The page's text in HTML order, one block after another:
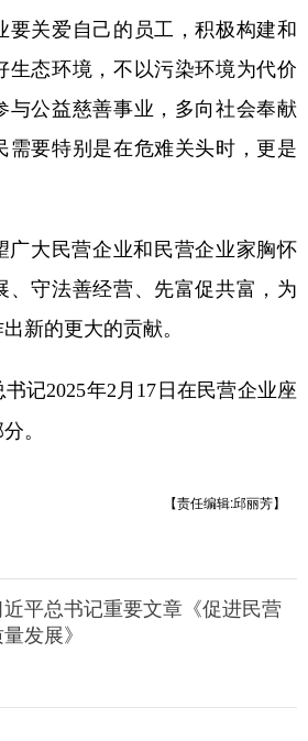
要关爱自己的员工，积极构建和
生态环境，不以污染环境为代价
与公益慈善事业，多向社会奉献
需要特别是在危难关头时，更是
大民营企业和民营企业家胸怀
、守法善经营、先富促共富，为
新的更大的贡献。
记2025年2月17日在民营企业座
。
【责任编辑:邱丽芳】
近平总书记重要文章《促进民营
发展》